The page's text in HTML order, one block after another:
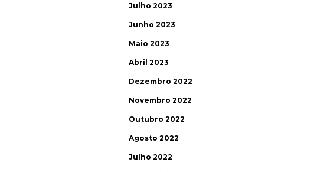
Julho 2023
Junho 2023
Maio 2023
Abril 2023
Dezembro 2022
Novembro 2022
Outubro 2022
Agosto 2022
Julho 2022